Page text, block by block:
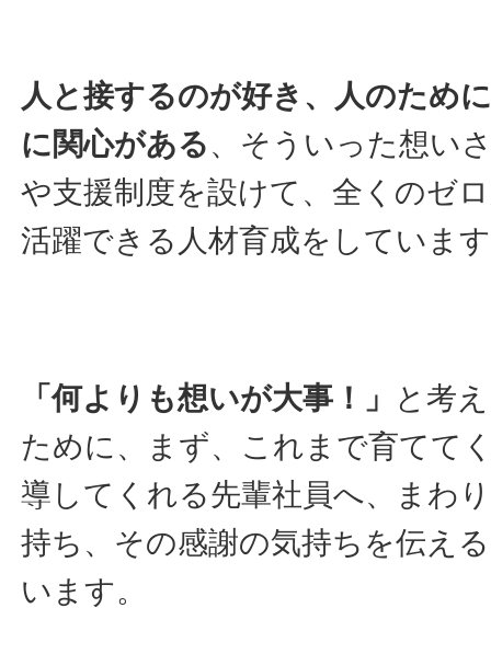
人と接するのが好き、人のため
に関心がある、そういった想い
や支援制度を設けて、全くのゼ
活躍できる人材育成をしていま
「何よりも想いが大事！」
と考
ために、まず、これまで育てて
導してくれる先輩社員へ、まわ
持ち、その感謝の気持ちを伝え
います。